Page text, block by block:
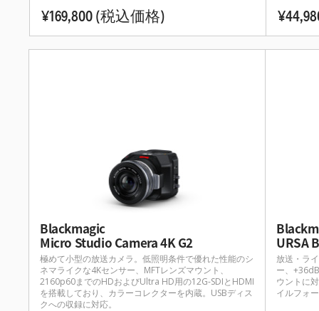
¥169,800(税込価格)
Blackmagic
Micro Studio Camera 4K G2
極めて小型の放送カメラ。低照明条件で優れた性能のシ
ネマライクな4Kセンサー、MFTレンズマウント、
2160p60までのHDおよびUltra HD用の12G-SDIとHDMI
を搭載しており、カラーコレクターを内蔵。USBディス
クへの収録に対応。
URSA
放送・ラ
ー、
ウントに
イルフォ